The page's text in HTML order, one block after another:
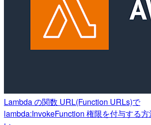
Lambda の関数 URL(Function URLs)で
lambda:InvokeFunction 権限を付与する